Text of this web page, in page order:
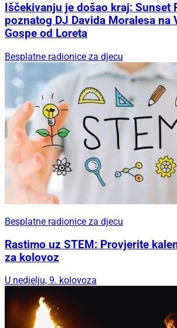
Iščekivanju je došao kraj: Sunset
poznatog DJ Davida Moralesa na
Gospe od Loreta
Besplatne radionice za djecu
Besplatne radionice za djecu
Rastimo uz STEM: Provjerite
za kolovoz
U nedjelju, 9. kolovoza